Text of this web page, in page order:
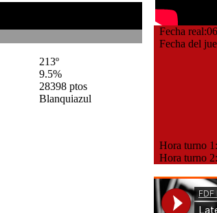
213º
9.5%
28398 ptos
Blanquiazul
Fecha
Fecha del
Hora turno
Hora turno